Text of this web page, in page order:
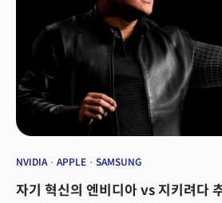
NVIDIA APPLE SAMSUNG
자기 혁신의 엔비디아 vs 지키려다